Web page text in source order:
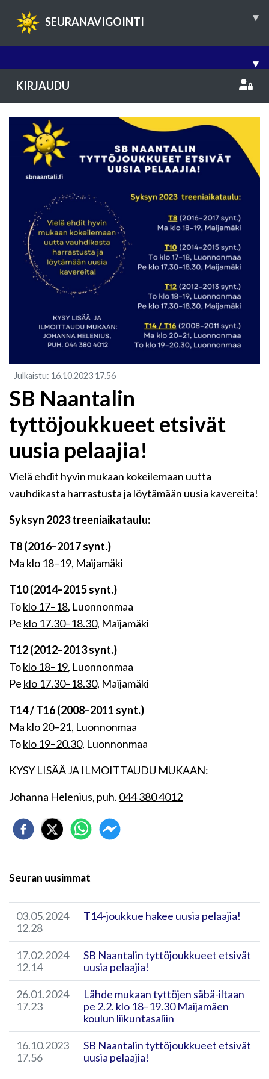
SEURANAVIGOINTI ▾
▾
KIRJAUDU
Julkaistu: 16.10.2023 17.56
SB Naantalin
tyttöjoukkueet etsivät
uusia pelaajia!
Vielä ehdit hyvin mukaan kokeilemaan uutta
vauhdikasta harrastusta ja löytämään uusia kavereita!
Syksyn 2023 treeniaikataulu:
T8 (2016–2017 synt.)
Ma klo 18–19, Maijamäki
T10 (2014–2015 synt.)
Toklo 17–18, Luonnonmaa
Pe klo 17.30–18.30, Maijamäki
T12 (2012–2013 synt.)
Toklo 18–19, Luonnonmaa
Pe klo 17.30–18.30, Maijamäki
T14 / T16 (2008–2011 synt.)
Ma klo 20–21, Luonnonmaa
Toklo 19–20.30, Luonnonmaa
KYSY LISÄÄ JA ILMOITTAUDU MUKAAN:
Johanna Helenius, puh. 044 380 4012
Seuran uusimmat
03.05.2024
12.28
T14-joukkue hakee uusia pelaajia!
17.02.2024
12.14
SB Naantalin tyttöjoukkueet etsivät
uusia pelaajia!
26.01.2024
17.23
Lähde mukaan tyttöjen säbä-iltaan
pe 2.2. klo 18–19.30 Maijamäen
koulun liikuntasaliin
16.10.2023
17.56
SB Naantalin tyttöjoukkueet etsivät
uusia pelaajia!